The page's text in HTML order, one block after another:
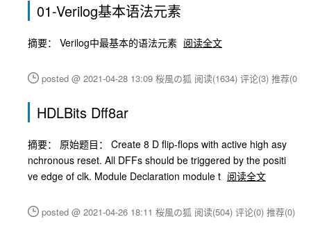
01-Verilog基本语法元素
摘要： Verilog中最基本的语法元素 阅读全文
posted @ 2021-04-28 13:09 桜風の狐 阅读(1634) 评论(3) 推荐(0)
HDLBits Dff8ar
摘要： 原始题目： Create 8 D flip-flops with active high asy
nchronous reset. All DFFs should be triggered by the positi
ve edge of clk. Module Declaration module t 阅读全文
posted @ 2021-04-26 18:11 桜風の狐 阅读(504) 评论(0) 推荐(0)